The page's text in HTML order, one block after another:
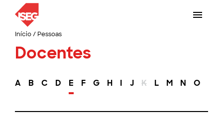
Início/ Pessoas
Docentes
A B C D E F G H I J K L M N O